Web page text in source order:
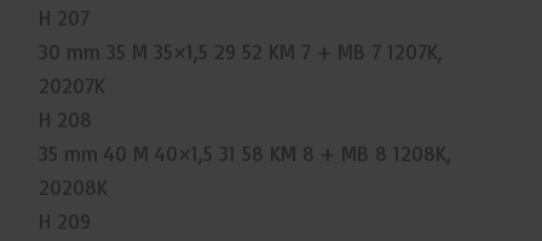
H 207
30 mm 35 M 35×1,5 29 52 KM 7 + MB 7 1207K,
20207K
H 208
35 mm 40 M 40×1,5 31 58 KM 8 + MB 8 1208K,
20208K
H 209